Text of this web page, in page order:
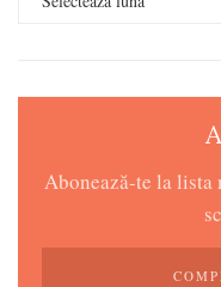
Abonează-te la